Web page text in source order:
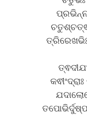
ତ୍ରିରେଖଭିଃ